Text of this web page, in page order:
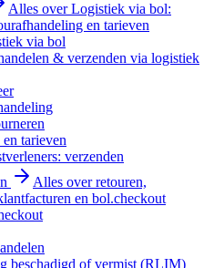
Alles over Logistiek via bol:
en tarieven
via bol
& verzenden via logistiek
tarieven
verzenden
Alles over retouren,
en bol.checkout
beschadigd of vermist (RLIM)